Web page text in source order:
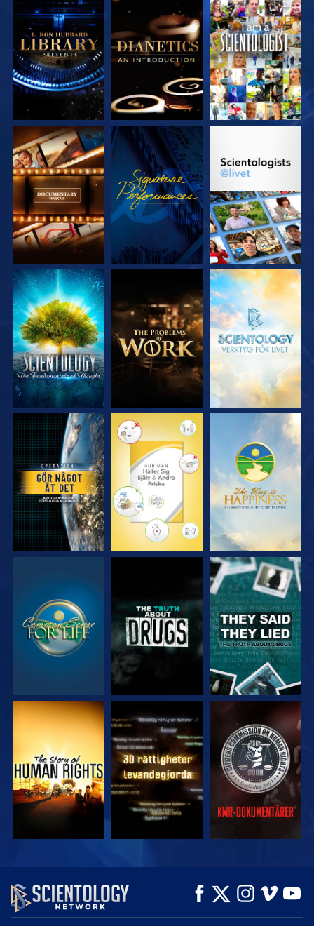
UTFORSKA
SERIEN
UTFORSKA
SERIEN
TITTA
UTFORSKA
SERIEN
TITTA
UTFORSKA
UTFORSKA
SERIEN
UTFORSKA
SERIEN
UTFORSKA
SERIEN
TITTA TITTA TITTA
TITTA TITTA TITTA
TITTA TITTA TITTA
TITTA
UTFORSKA
SERIEN